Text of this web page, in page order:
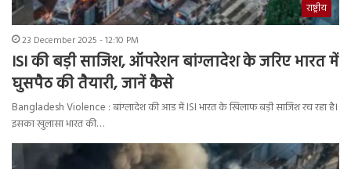
राष्ट्रीय
23 December 2025 - 12:10 PM
ISI की बड़ी साजिश, ऑपरेशन बांग्लादेश के जरिए भारत में
घुसपैठ की तैयारी, जानें कैसे
Bangladesh Violence : बांग्लादेश की आड में ISI भारत के खिलाफ बड़ी साजिश रच रहा है।
इसका खुलासा भारत की…